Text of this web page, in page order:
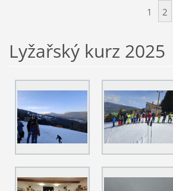
1 2
Lyžařský kurz 2025